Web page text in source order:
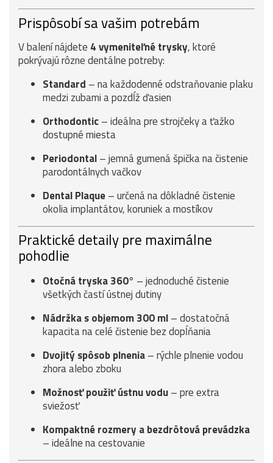
Prispôsobí sa vašim potrebám
V balení nájdete 4 vymeniteľné trysky, ktoré
pokrývajú rôzne dentálne potreby:
Standard – na každodenné odstraňovanie plaku
medzi zubami a pozdĺž ďasien
Orthodontic– ideálna pre strojčeky a ťažko
dostupné miesta
Periodontal– jemná gumená špička na čistenie
parodontálnych vačkov
Dental Plaque– určená na dôkladné čistenie
okolia implantátov, koruniek a mostíkov
Praktické detaily pre maximálne
pohodlie
Otočná tryska 360° – jednoduché čistenie
všetkých častí ústnej dutiny
Nádržka s objemom 300 ml– dostatočná
kapacita na celé čistenie bez dopĺňania
Dvojitý spôsob plnenia– rýchle plnenie vodou
zhora alebo zboku
Možnosť použiť ústnu vodu– pre extra
sviežosť
Kompaktné rozmery a bezdrôtová prevádzka
– ideálne na cestovanie